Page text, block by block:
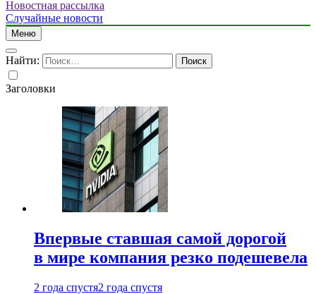
Новостная рассылка
Случайные новости
Меню
Найти:
Заголовки
Впервые ставшая самой дорогой
в мире компания резко подешевела
2 года спустя2 года спустя